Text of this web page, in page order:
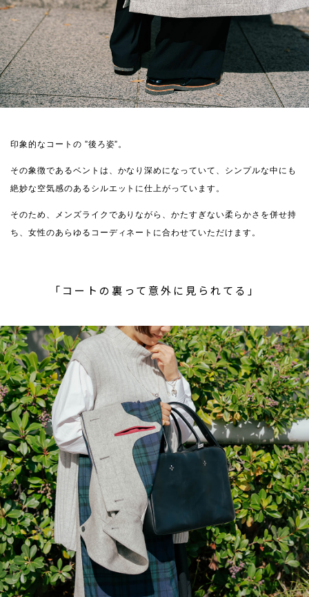
印象的なコートの ”後ろ姿”。
その象徴であるベントは、かなり深めになっていて、シンプルな中にも
絶妙な空気感のあるシルエットに仕上がっています。
そのため、メンズライクでありながら、かたすぎない柔らかさを併せ持
ち、女性のあらゆるコーディネートに合わせていただけます。
「コートの裏って意外に見られてる」